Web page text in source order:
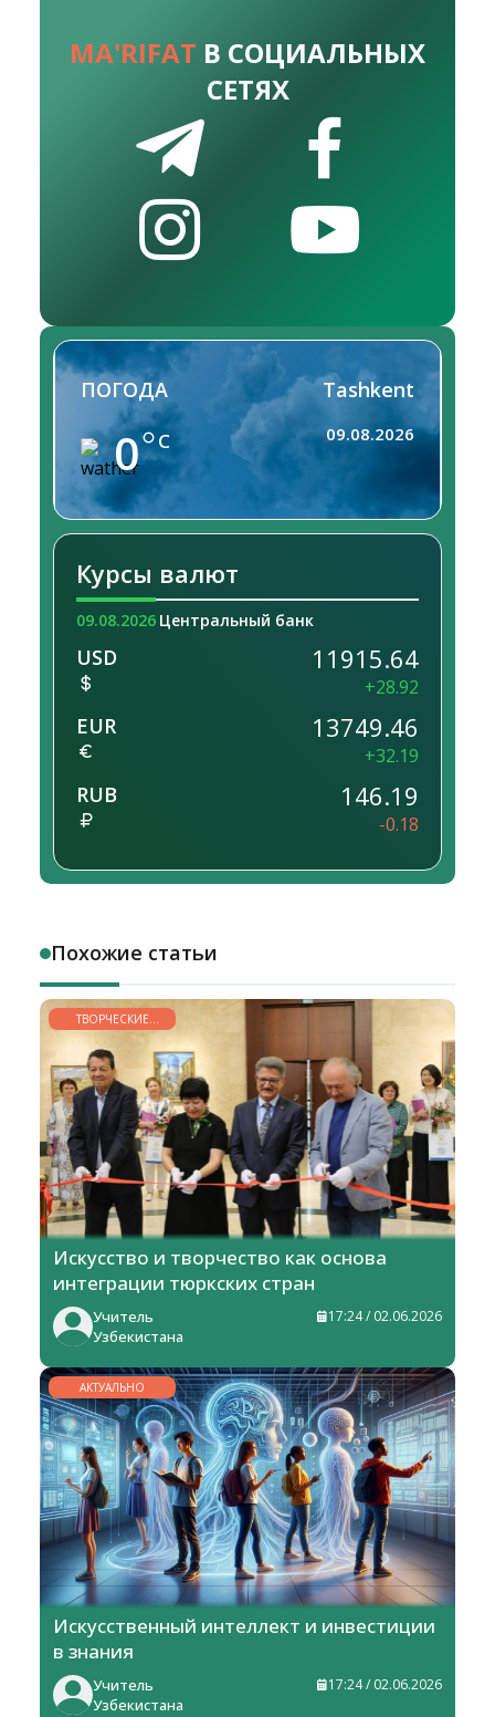
MA'RIFAT В СОЦИАЛЬНЫХ
СЕТЯХ
ПОГОДА
0 C
Tashkent
09.08.2026
Курсы валют
09.08.2026 Центральный банк
USD 11915.64
+28.92
EUR 13749.46
+32.19
RUB 146.19
-0.18
Похожие статьи
ТВОРЧЕСКИЕ
ГОРИЗОНТЫ
Искусство и творчество как основа
интеграции тюркских стран
Учитель
Узбекистана
17:24 / 02.06.2026
АКТУАЛЬНО
Искусственный интеллект и инвестиции
в знания
Учитель
Узбекистана
17:24 / 02.06.2026